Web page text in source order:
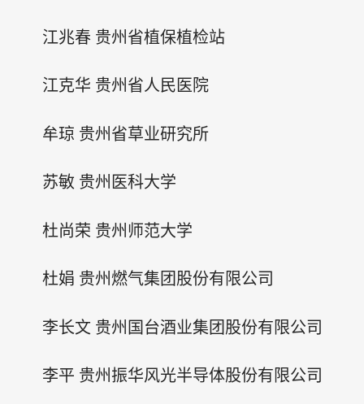
江兆春 贵州省植保植检站
江克华 贵州省人民医院
牟琼 贵州省草业研究所
苏敏 贵州医科大学
杜尚荣 贵州师范大学
杜娟 贵州燃气集团股份有限公司
李长文 贵州国台酒业集团股份有限公司
李平 贵州振华风光半导体股份有限公司